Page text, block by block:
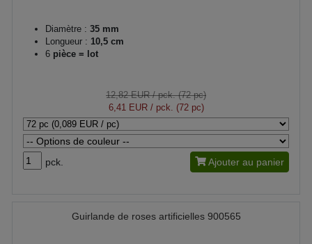
Diamètre : 35 mm
Longueur : 10,5 cm
6 pièce = lot
12,82 EUR/ pck. (72 pc)
6,41 EUR/ pck. (72 pc)
pck. Ajouter au panier
Guirlande de roses artificielles 900565